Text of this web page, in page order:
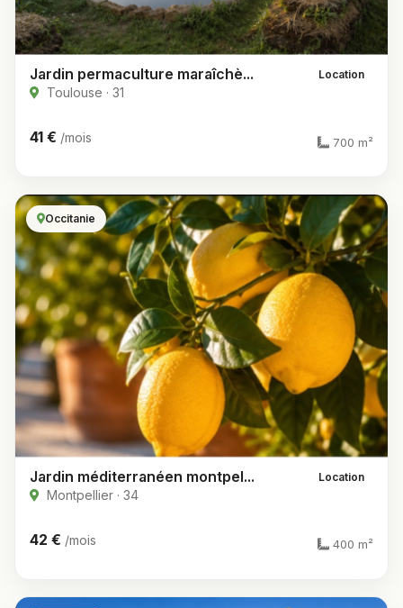
Jardin permaculture maraîchè... Location
Toulouse · 31
41 € /mois 700 m²
Occitanie
Jardin méditerranéen montpel... Location
Montpellier · 34
42 € /mois 400 m²